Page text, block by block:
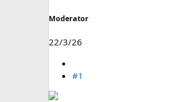
Moderator
22/3/26
#1